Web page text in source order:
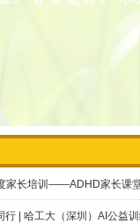
家长培训——ADHD家长课
行 | 哈工大（深圳）AI公益